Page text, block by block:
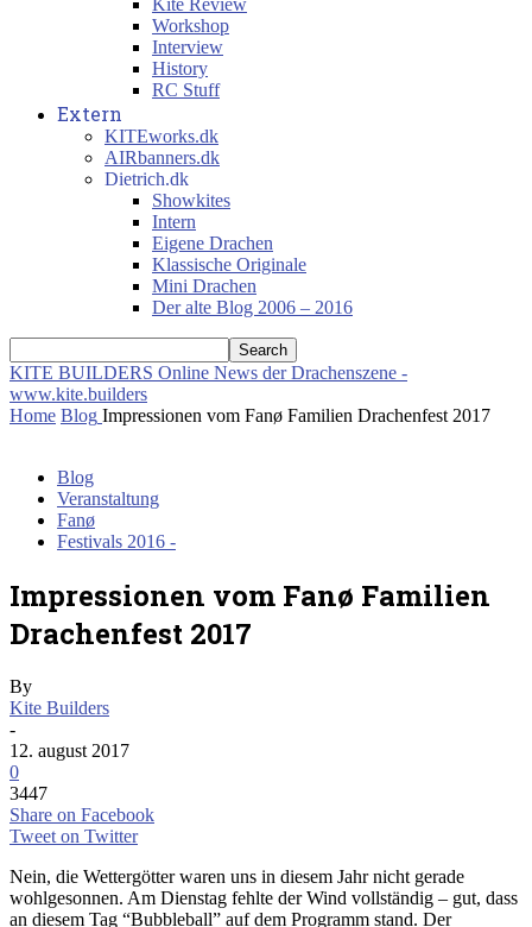
Kite Review
Workshop
Interview
History
RC Stuff
Extern
KITEworks.dk
AIRbanners.dk
Dietrich.dk
Showkites
Intern
Eigene Drachen
Klassische Originale
Mini Drachen
Der alte Blog 2006 – 2016
KITE BUILDERS Online News der Drachenszene -
www.kite.builders
Home Blog Impressionen vom Fanø Familien Drachenfest 2017
Blog
Veranstaltung
Fanø
Festivals 2016 -
Impressionen vom Fanø Familien
Drachenfest 2017
By
Kite Builders
-
12. august 2017
0
3447
Share on Facebook
Tweet on Twitter
Nein, die Wettergötter waren uns in diesem Jahr nicht gerade
wohlgesonnen. Am Dienstag fehlte der Wind vollständig – gut, dass
an diesem Tag “Bubbleball” auf dem Programm stand. Der